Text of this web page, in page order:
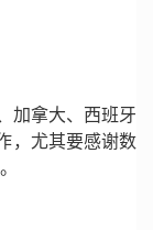
加拿大、西班牙
，尤其要感谢数